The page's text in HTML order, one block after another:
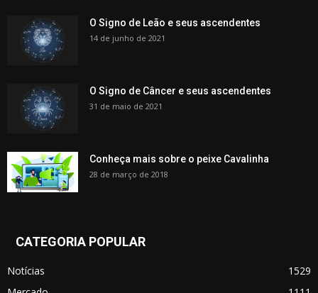
O Signo de Leão e seus ascendentes
14 de junho de 2021
O Signo de Câncer e seus ascendentes
31 de maio de 2021
Conheça mais sobre o peixe Cavalinha
28 de março de 2018
CATEGORIA POPULAR
Notícias
1529